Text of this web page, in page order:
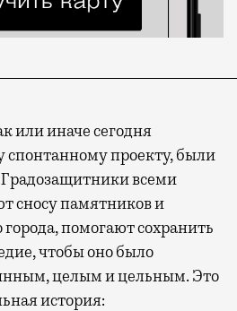
или иначе сегодня
проекту, были
всеми
сносу памятников и
помогают сохранить
чтобы оно было
целым и цельным. Это
история: